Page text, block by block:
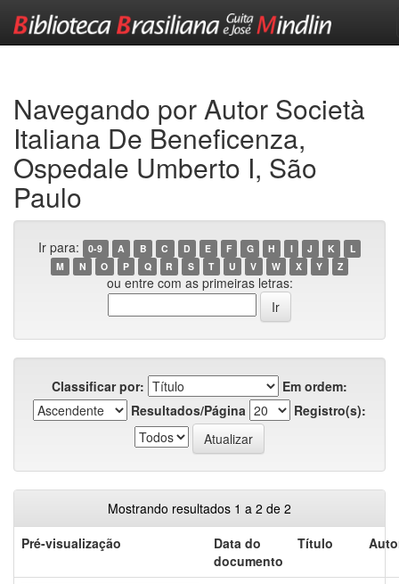
Navegando por Autor Società
Italiana De Beneficenza,
Ospedale Umberto I, São
Paulo
Ir para: 0-9 A B C D E F G H I J K
L
M
N O P Q R S T U V W X Y Z
ou entre com as primeiras letras:
Classificar por:
Em ordem:
Resultados/Página
Registro(s):
Mostrando resultados 1 a 2 de 2
Pré-visualização
Data do
documento
Título